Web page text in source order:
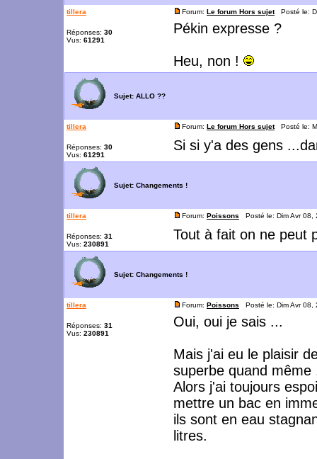
tillera
Réponses: 30
Vus: 61291
Forum: Le forum Hors sujetPosté le:
Pékin expresse ?
Heu, non !
Sujet: ALLO ??
tillera
Réponses: 30
Vus: 61291
Forum: Le forum Hors sujetPosté le:
Si si y'a des gens
Sujet: Changements !
tillera
Réponses: 31
Vus: 230891
Forum: Poissons Posté le: Dim Avr
Tout à fait on ne peut
Sujet: Changements !
tillera
Réponses: 31
Vus: 230891
Forum: Poissons Posté le: Dim Avr
Oui, oui je sais ...
Mais j'ai eu le plaisir
superbe quand même
Alors j'ai toujours
mettre un bac en
ils sont en eau
litres.